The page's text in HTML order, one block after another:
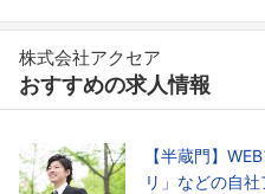
株式会社アクセア
おすすめの求人情報
【半蔵門】
リ」などの自